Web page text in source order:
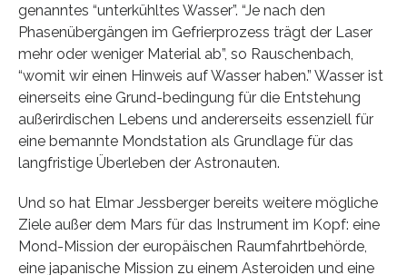
genanntes “unterkühltes Wasser”. “Je nach den
Phasenübergängen im Gefrierprozess trägt der Laser
mehr oder weniger Material ab”, so Rauschenbach,
“womit wir einen Hinweis auf Wasser haben.” Wasser ist
einerseits eine Grund-bedingung für die Entstehung
außerirdischen Lebens und andererseits essenziell für
eine bemannte Mondstation als Grundlage für das
langfristige Überleben der Astronauten.
Und so hat Elmar Jessberger bereits weitere mögliche
Ziele außer dem Mars für das Instrument im Kopf: eine
Mond-Mission der europäischen Raumfahrtbehörde,
eine japanische Mission zu einem Asteroiden und eine